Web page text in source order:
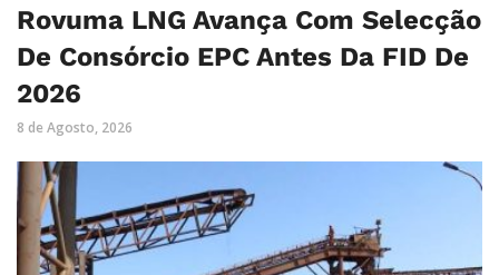
Rovuma LNG Avança Com Selecção
De Consórcio EPC Antes Da FID De
2026
8 de Agosto, 2026